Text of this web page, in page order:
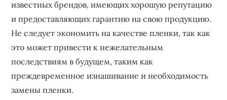
известных брендов, имеющих хорошую репутацию
и предоставляющих гарантию на свою продукцию.
Не следует экономить на качестве пленки, так как
это может привести к нежелательным
последствиям в будущем, таким как
преждевременное изнашивание и необходимость
замены пленки.